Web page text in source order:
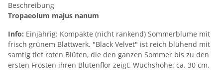
Beschreibung
Tropaeolum majus nanum
Info: Einjährig: Kompakte (nicht rankend) Sommerblume mit
frisch grünem Blattwerk. "Black Velvet" ist reich blühend mit
samtig tief roten Blüten, die den ganzen Sommer bis zu den
ersten Frösten ihren Blütenflor zeigt. Wuchshöhe: ca. 30 cm.